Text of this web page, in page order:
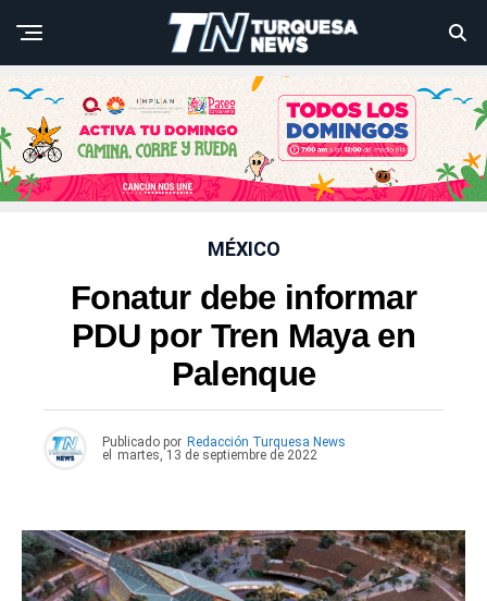
MÉXICO
Fonatur debe informar
PDU por Tren Maya en
Palenque
Publicado por Redacción Turquesa News
el
martes, 13 de septiembre de 2022